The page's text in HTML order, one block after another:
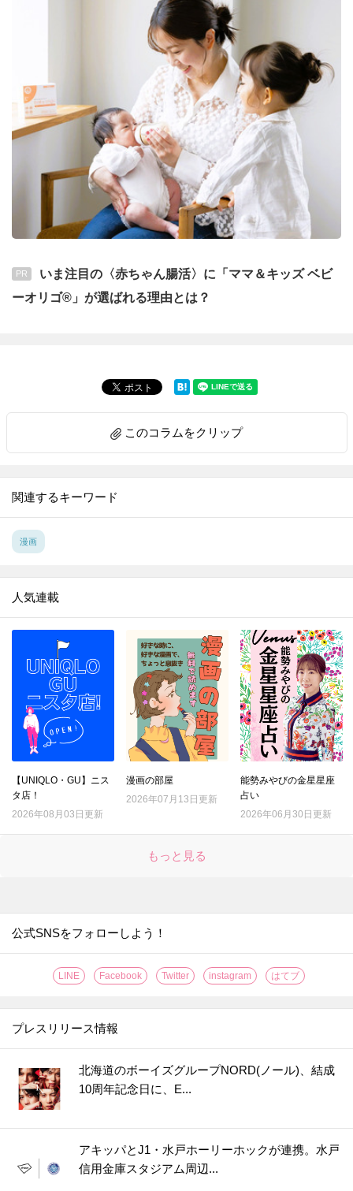
PR
いま注目の〈赤ちゃん腸活〉に「ママ＆キッズ ベビ
ーオリゴ®」が選ばれる理由とは？
このコラムをクリップ
関連するキーワード
漫画
人気連載
【UNIQLO・GU】ニス
タ店！
2026年08月03日更新
漫画の部屋
2026年07月13日更新
能勢みやびの金星星座
占い
2026年06月30日更新
もっと見る
公式SNSをフォローしよう！
LINE Facebook Twitter instagram はてブ
プレスリリース情報
北海道のボーイズグループNORD(ノール)、結成
10周年記念日に、E...
アキッパとJ1・水戸ホーリーホックが連携。水戸
信用金庫スタジアム周辺...